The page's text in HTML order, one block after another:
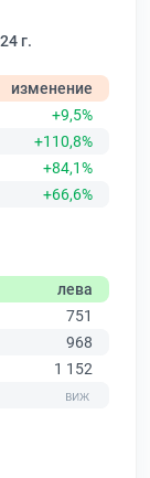
г.
изменение
+9,5%
+110,8%
+84,1%
+66,6%
лева
751
968
1 152